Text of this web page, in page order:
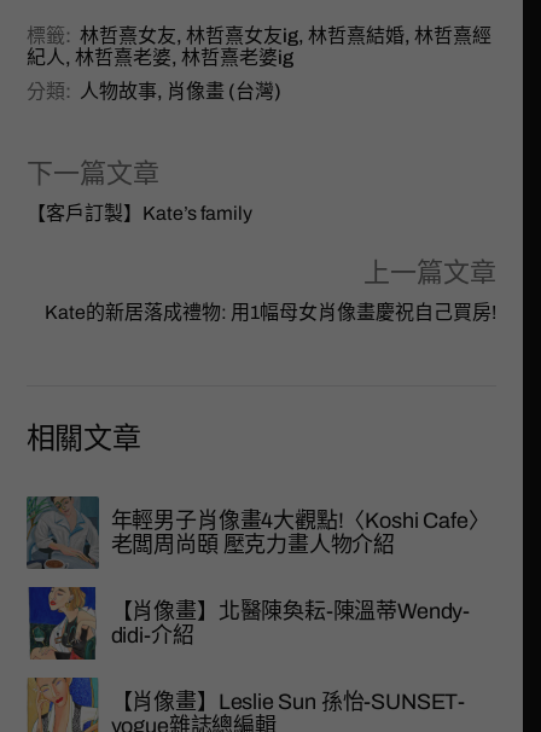
標籤: 林哲熹女友, 林哲熹女友ig, 林哲熹結婚, 林哲熹經
紀人, 林哲熹老婆, 林哲熹老婆ig
分類:
人物故事, 肖像畫 (台灣)
下一篇文章
【客戶訂製】Kate’s family
上一篇文章
Kate的新居落成禮物: 用1幅母女肖像畫慶祝自己買房!
相關文章
年輕男子肖像畫4大觀點!〈Koshi Cafe〉
老闆周尚頣 壓克力畫人物介紹
【肖像畫】北醫陳奐耘-陳溫蒂Wendy-
didi-介紹
【肖像畫】Leslie Sun 孫怡-SUNSET-
vogue雜誌總編輯